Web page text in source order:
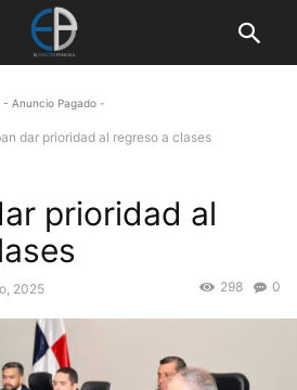
- Anuncio Pagado -
dar prioridad al regreso a clases
prioridad al
2025 0
298